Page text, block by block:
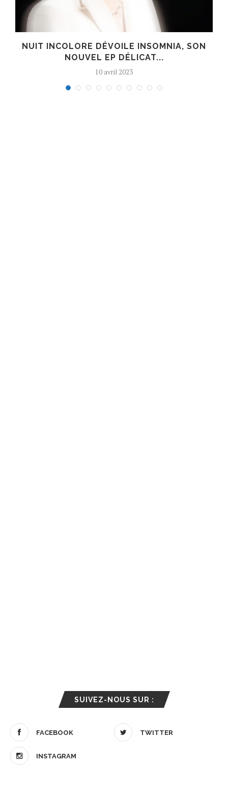
NUIT INCOLORE DÉVOILE INSOMNIA, SON
NOUVEL EP DÉLICAT...
10 avril 2023
SUIVEZ-NOUS SUR :
FACEBOOK TWITTER
INSTAGRAM